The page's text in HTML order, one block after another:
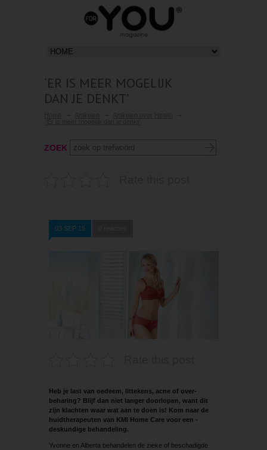
‘ER IS MEER MOGELIJK
DAN JE DENKT’
ZOEK
03 SEP 15
Heb je last van oedeem, littekens, acne of over­
beharing? Blijf dan niet langer doorlopen, want dit
zijn klachten waar wat aan te doen is! Kom naar de
huidtherapeuten van KMI Home Care voor een ­
deskundige behandeling.
Yvonne en Alberta behandelen de zieke of beschadigde